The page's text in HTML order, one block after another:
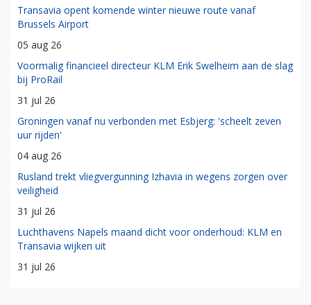
Transavia opent komende winter nieuwe route vanaf
Brussels Airport
05 aug 26
Voormalig financieel directeur KLM Erik Swelheim aan de slag
bij ProRail
31 jul 26
Groningen vanaf nu verbonden met Esbjerg: 'scheelt zeven
uur rijden'
04 aug 26
Rusland trekt vliegvergunning Izhavia in wegens zorgen over
veiligheid
31 jul 26
Luchthavens Napels maand dicht voor onderhoud: KLM en
Transavia wijken uit
31 jul 26